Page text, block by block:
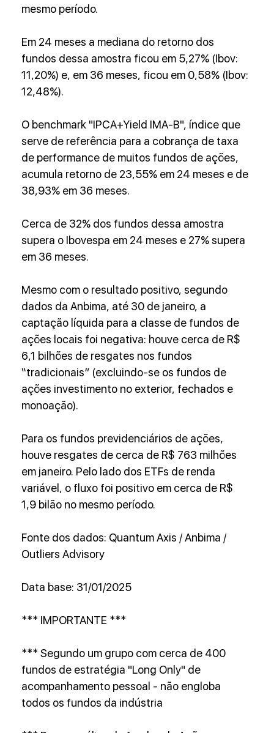
mesmo período.
Em 24 meses a mediana do retorno dos
fundos dessa amostra ficou em 5,27% (Ibov:
11,20%) e, em 36 meses, ficou em 0,58% (Ibov:
12,48%).
O benchmark "IPCA+Yield IMA-B", índice que
serve de referência para a cobrança de taxa
de performance de muitos fundos de ações,
acumula retorno de 23,55% em 24 meses e de
38,93% em 36 meses.
Cerca de 32% dos fundos dessa amostra
supera o Ibovespa em 24 meses e 27% supera
em 36 meses.
Mesmo com o resultado positivo, segundo
dados da Anbima, até 30 de janeiro, a
captação líquida para a classe de fundos de
ações locais foi negativa: houve cerca de R$
6,1 bilhões de resgates nos fundos
“tradicionais” (excluindo-se os fundos de
ações investimento no exterior, fechados e
monoação).
Para os fundos previdenciários de ações,
houve resgates de cerca de R$ 763 milhões
em janeiro. Pelo lado dos ETFs de renda
variável, o fluxo foi positivo em cerca de R$
1,9 bilão no mesmo período.
Fonte dos dados: Quantum Axis / Anbima /
Outliers Advisory
Data base: 31/01/2025
*** IMPORTANTE ***
*** Segundo um grupo com cerca de 400
fundos de estratégia "Long Only" de
acompanhamento pessoal - não engloba
todos os fundos da indústria